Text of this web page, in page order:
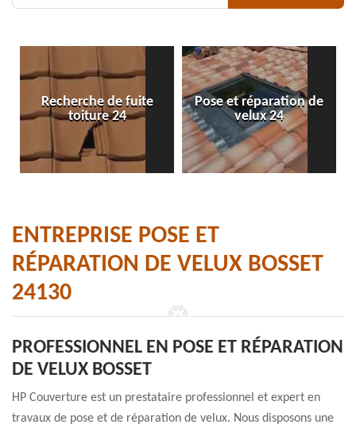
Recherche de fuite
toiture 24
Pose et réparation de
velux 24
ENTREPRISE POSE ET
RÉPARATION DE VELUX BOSSET
24130
PROFESSIONNEL EN POSE ET RÉPARATION
DE VELUX BOSSET
HP Couverture est un prestataire professionnel et expert en
travaux de pose et de réparation de velux. Nous disposons une